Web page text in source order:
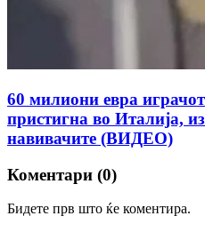
60 милиони евра
пристигна во Италија,
навивачите (ВИДЕО)
Коментари (0)
Бидете прв што ќе коментира.